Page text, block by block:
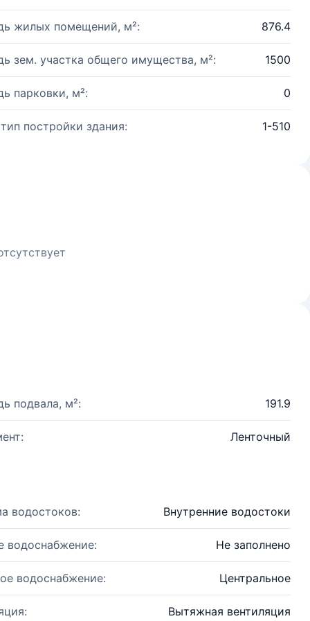
жилых помещений, м²: 876.4
зем. участка общего имущества, м²: 1500
парковки, м²: 0
постройки здания: 1-510
подвала, м²: 191.9
Ленточный
водостоков: Внутренние водостоки
водоснабжение: Не заполнено
водоснабжение: Центральное
Вытяжная вентиляция